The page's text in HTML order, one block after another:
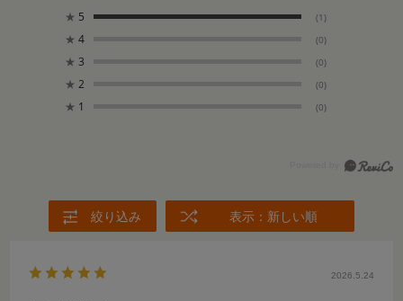
★ 5 (1)
★ 4 (0)
★ 3 (0)
★ 2 (0)
★ 1 (0)
絞り込み 表示：新しい順
2026.5.24